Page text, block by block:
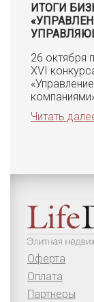
ИТОГИ
26 октября
XVI
Читать
Оферта
Оплата
Партнеры